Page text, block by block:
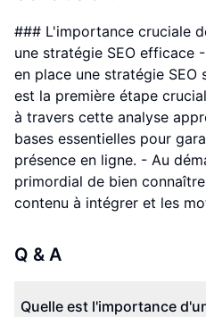
### L'importance cruciale
une stratégie SEO efficace
en place une stratégie
est la première étape
à travers cette analyse
bases essentielles pour
présence en ligne. - Au
primordial de bien
contenu à intégrer et les
Q & A
Quelle est l'importance